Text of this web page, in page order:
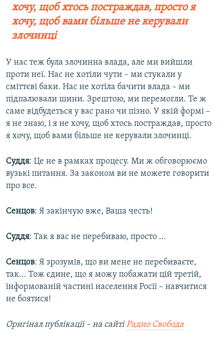
хочу, щоб хтось постраждав, просто я
хочу, щоб вами більше не керували
злочинці
У нас теж була злочинна влада, але ми вийшли
проти неї. Нас не хотіли чути – ми стукали у
сміттєві баки. Нас не хотіла бачити влада – ми
підпалювали шини. Зрештою, ми перемогли. Те ж
саме відбудеться у вас рано чи пізно. У якій формі –
я не знаю, і я не хочу, щоб хтось постраждав, просто
я хочу, щоб вами більше не керували злочинці.
Суддя: Це не в рамках процесу. Ми ж обговорюємо
вузькі питання. За законом ви не можете говорити
про все.
Сенцов: Я закінчую вже, Ваша честь!
Суддя: Так я вас не перебиваю, просто ...
Сенцов: Я зрозумів, що ви мене не перебиваєте,
так... Тож єдине, що я можу побажати цій третій,
інформованій частині населення Росії – навчитися
не боятися!
Оригінал публікації – на сайті Радио Свобода